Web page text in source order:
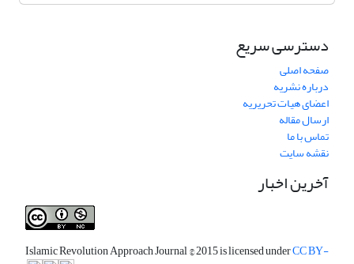
دسترسی سریع
صفحه اصلی
درباره نشریه
اعضای هیات تحریریه
ارسال مقاله
تماس با ما
نقشه سایت
آخرین اخبار
Islamic Revolution Approach Journal© 2015 is licensed underCC BY-